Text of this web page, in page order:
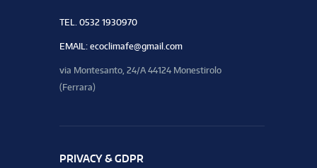
TEL. 0532 1930970
EMAIL: ecoclimafe@gmail.com
via Montesanto, 24/A 44124 Monestirolo
(Ferrara)
PRIVACY & GDPR